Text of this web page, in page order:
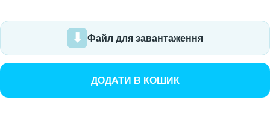
Файл для завантаження
ДОДАТИ В КОШИК